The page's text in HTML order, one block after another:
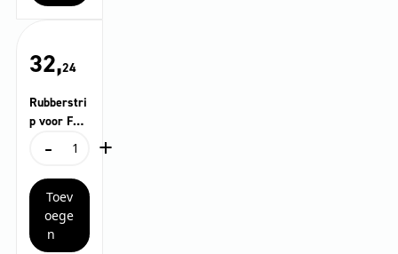
32,24
Rubberstri
p voor FRV
-
Rubberstrip
FRV
30
aantal
+
Toev
oege
n